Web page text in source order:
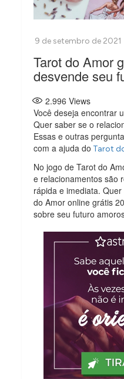
Tarot do Amor
desvende seu
2.996 Views
Você deseja encontrar
Quer saber se o
Essas e outras
com a ajuda do Tarot
No jogo de Tarot do
e relacionamentos são
rápida e imediata.
do Amor online grátis
sobre seu futuro